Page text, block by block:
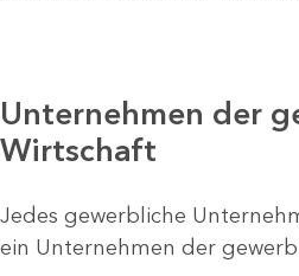
Unternehmen der
Wirtschaft
Jedes gewerbliche
ein Unternehmen der